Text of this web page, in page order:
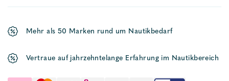
Mehr als 50 Marken rund um Nautikbedarf
Vertraue auf jahrzehntelange Erfahrung im Nautikbereich